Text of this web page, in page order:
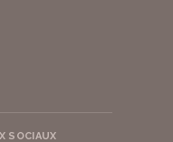
SOCIAUX